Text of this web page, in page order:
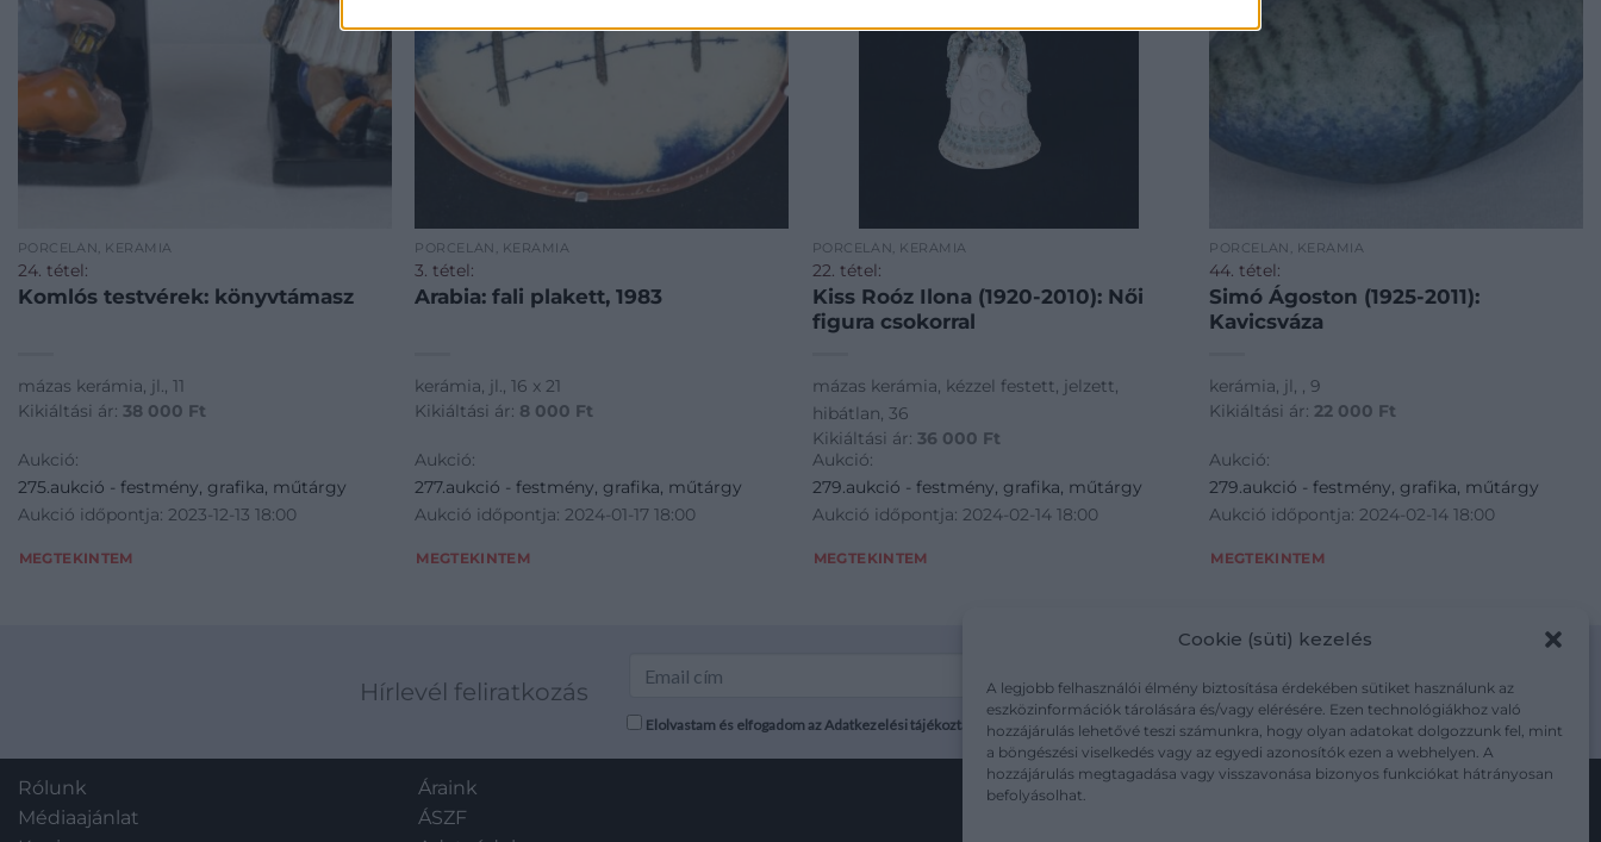
Cookie (süti) kezelés
A legjobb felhasználói élmény biztosítása érdekében sütiket használunk az
eszközinformációk tárolására és/vagy elérésére. Ezen technológiákhoz való
hozzájárulás lehetővé teszi számunkra, hogy olyan adatokat dolgozzunk fel, mint
a böngészési viselkedés vagy az egyedi azonosítók ezen a webhelyen. A
hozzájárulás megtagadása vagy visszavonása bizonyos funkciókat hátrányosan
befolyásolhat.
PORCELÁN, KERÁMIA
24. tétel:
Komlós testvérek: könyvtámasz
mázas kerámia, jl., 11
Kikiáltási ár: 38 000 Ft
Aukció:
275.aukció - festmény, grafika, műtárgy
Aukció időpontja: 2023-12-13 18:00
MEGTEKINTEM
PORCELÁN, KERÁMIA
3. tétel:
Arabia: fali plakett, 1983
kerámia, jl., 16 x 21
Kikiáltási ár: 8 000 Ft
Aukció:
277.aukció - festmény, grafika, műtárgy
Aukció időpontja: 2024-01-17 18:00
MEGTEKINTEM
PORCELÁN, KERÁMIA
22. tétel:
Kiss Roóz Ilona (1920-2010): Női
figura csokorral
mázas kerámia, kézzel festett, jelzett,
hibátlan, 36
Kikiáltási ár: 36 000 Ft
Aukció:
279.aukció - festmény, grafika, műtárgy
Aukció időpontja: 2024-02-14 18:00
MEGTEKINTEM
PORCELÁN, KERÁMIA
44. tétel:
Simó Ágoston (1925-2011):
Kavicsváza
kerámia, jl, , 9
Kikiáltási ár: 22 000 Ft
Aukció:
279.aukció - festmény, grafika, műtárgy
Aukció időpontja: 2024-02-14 18:00
MEGTEKINTEM
Hírlevél feliratkozás
Elolvastam és elfogadom az Adatkezelési tájékoztatót: mutargy.com/adatkezelesi-tajekoztato/
Rólunk
Médiaajánlat
Áraink
ÁSZF